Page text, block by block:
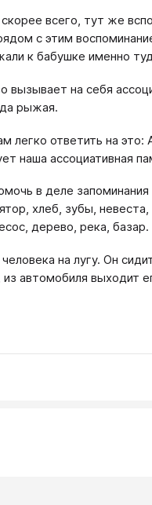
всего, тут же
с этим
к бабушке именно
вызывает на себя
рыжая.
легко ответить на
наша ассоциативная
в деле
хлеб, зубы,
дерево, река, базар.
на лугу. Он
автомобиля выходит